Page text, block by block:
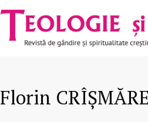
Mergi la conţinutul principal
Navigare
principală
Florin